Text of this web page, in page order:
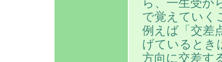
ら、一生受か
で覚えていく
例えば「交差
げているとき
方向に交差す